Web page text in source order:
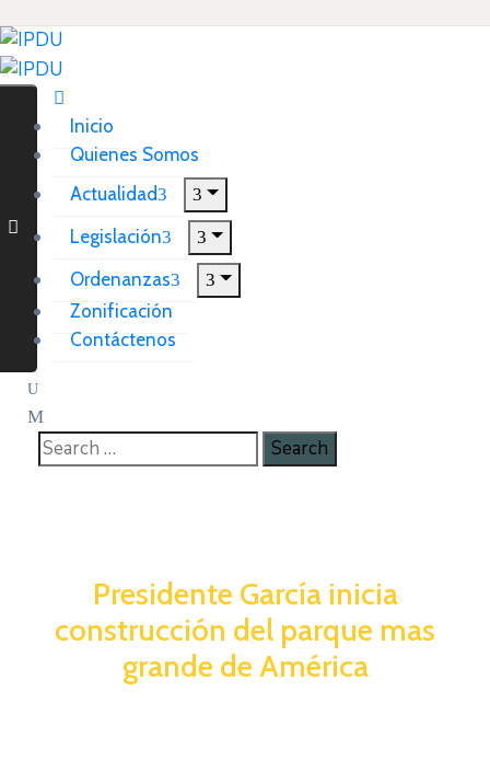
Inicio
Quienes Somos
Actualidad
Legislación
Ordenanzas
Zonificación
Contáctenos
Presidente García inicia
construcción del parque mas
grande de América